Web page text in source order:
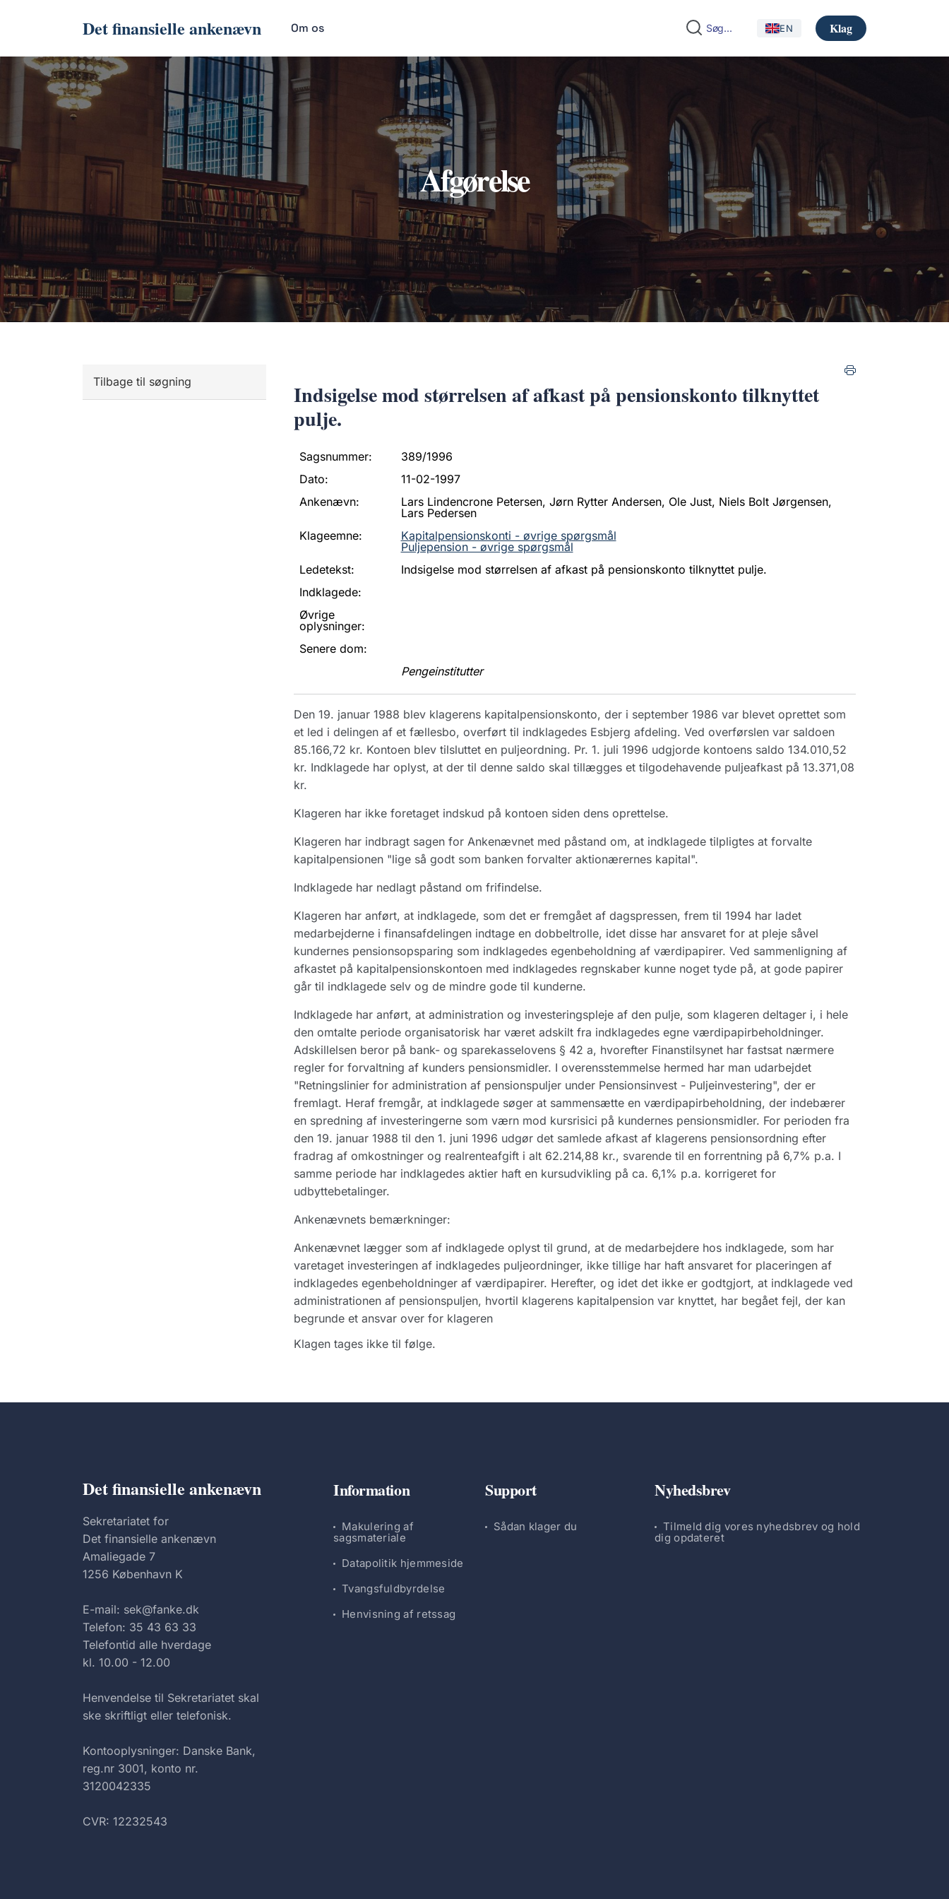
Det finansielle ankenævn Om os EN Klag
Afgørelse
Tilbage til søgning
Indsigelse mod størrelsen af afkast på pensionskonto tilknyttet
pulje.
Sagsnummer:
389/1996
Dato:
11-02-1997
Ankenævn:
Lars Lindencrone Petersen, Jørn Rytter Andersen, Ole Just, Niels Bolt Jørgensen,
Lars Pedersen
Klageemne:
Kapitalpensionskonti - øvrige spørgsmål
Puljepension - øvrige spørgsmål
Ledetekst:
Indsigelse mod størrelsen af afkast på pensionskonto tilknyttet pulje.
Indklagede:
Øvrige
oplysninger:
Senere dom:
Pengeinstitutter
Den 19. januar 1988 blev klagerens kapitalpensionskonto, der i september 1986 var blevet oprettet som
et led i delingen af et fællesbo, overført til indklagedes Esbjerg afdeling. Ved overførslen var saldoen
85.166,72 kr. Kontoen blev tilsluttet en puljeordning. Pr. 1. juli 1996 udgjorde kontoens saldo 134.010,52
kr. Indklagede har oplyst, at der til denne saldo skal tillægges et tilgodehavende puljeafkast på 13.371,08
kr.
Klageren har ikke foretaget indskud på kontoen siden dens oprettelse.
Klageren har indbragt sagen for Ankenævnet med påstand om, at indklagede tilpligtes at forvalte
kapitalpensionen "lige så godt som banken forvalter aktionærernes kapital".
Indklagede har nedlagt påstand om frifindelse.
Klageren har anført, at indklagede, som det er fremgået af dagspressen, frem til 1994 har ladet
medarbejderne i finansafdelingen indtage en dobbeltrolle, idet disse har ansvaret for at pleje såvel
kundernes pensionsopsparing som indklagedes egenbeholdning af værdipapirer. Ved sammenligning af
afkastet på kapitalpensionskontoen med indklagedes regnskaber kunne noget tyde på, at gode papirer
går til indklagede selv og de mindre gode til kunderne.
Indklagede har anført, at administration og investeringspleje af den pulje, som klageren deltager i, i hele
den omtalte periode organisatorisk har været adskilt fra indklagedes egne værdipapirbeholdninger.
Adskillelsen beror på bank- og sparekasselovens § 42 a, hvorefter Finanstilsynet har fastsat nærmere
regler for forvaltning af kunders pensionsmidler. I overensstemmelse hermed har man udarbejdet
"Retningslinier for administration af pensionspuljer under Pensionsinvest - Puljeinvestering", der er
fremlagt. Heraf fremgår, at indklagede søger at sammensætte en værdipapirbeholdning, der indebærer
en spredning af investeringerne som værn mod kursrisici på kundernes pensionsmidler. For perioden fra
den 19. januar 1988 til den 1. juni 1996 udgør det samlede afkast af klagerens pensionsordning efter
fradrag af omkostninger og realrenteafgift i alt 62.214,88 kr., svarende til en forrentning på 6,7% p.a. I
samme periode har indklagedes aktier haft en kursudvikling på ca. 6,1% p.a. korrigeret for
udbyttebetalinger.
Ankenævnets bemærkninger:
Ankenævnet lægger som af indklagede oplyst til grund, at de medarbejdere hos indklagede, som har
varetaget investeringen af indklagedes puljeordninger, ikke tillige har haft ansvaret for placeringen af
indklagedes egenbeholdninger af værdipapirer. Herefter, og idet det ikke er godtgjort, at indklagede ved
administrationen af pensionspuljen, hvortil klagerens kapitalpension var knyttet, har begået fejl, der kan
begrunde et ansvar over for klageren
Klagen tages ikke til følge.
Det finansielle ankenævn
Sekretariatet for
Det finansielle ankenævn
Amaliegade 7
1256 København K
E-mail: sek@fanke.dk
Telefon: 35 43 63 33
Telefontid alle hverdage
kl. 10.00 - 12.00
Henvendelse til Sekretariatet skal
ske skriftligt eller telefonisk.
Kontooplysninger: Danske Bank,
reg.nr 3001, konto nr.
3120042335
CVR: 12232543
Information
Makulering af
sagsmateriale
Datapolitik hjemmeside
Tvangsfuldbyrdelse
Henvisning af retssag
Support
Sådan klager du
Nyhedsbrev
Tilmeld dig vores nyhedsbrev og hold
dig opdateret